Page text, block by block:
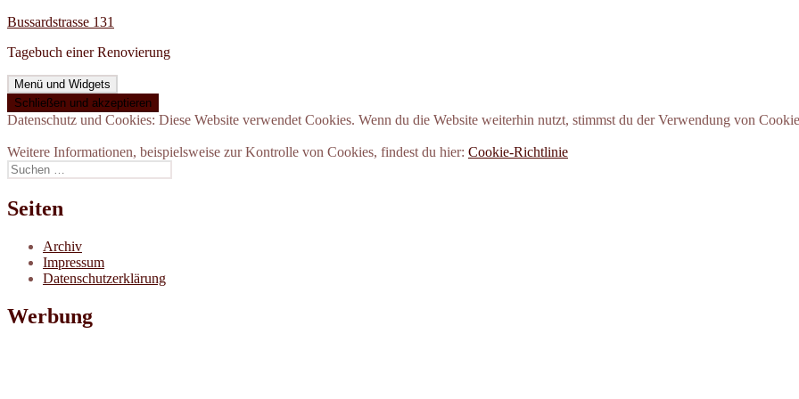
Zum
springen
Bussardstrasse 131
Tagebuch einer Renovierung
Menü und Widgets
Datenschutz und Cookies: Diese Website verwendet Cookies. Wenn du die Website weiterhin nutzt, stimmst du der Verwendung von
Weitere Informationen, beispielsweise zur Kontrolle von Cookies, findest du hier: Cookie-Richtlinie
Suchen
nach:
Seiten
Archiv
Impressum
Datenschutzerklärung
Werbung